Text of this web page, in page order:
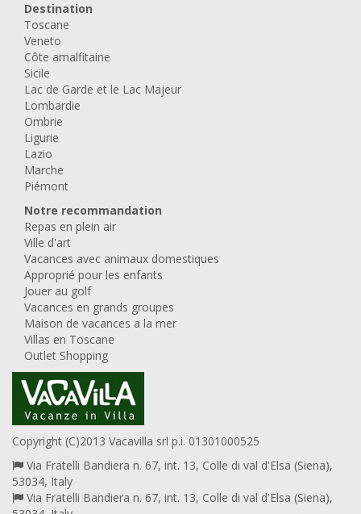
Destination
Toscane
Veneto
Côte amalfitaine
Sicile
Lac de Garde et le Lac Majeur
Lombardie
Ombrie
Ligurie
Lazio
Marche
Piémont
Notre recommandation
Repas en plein air
Ville d'art
Vacances avec animaux domestiques
Approprié pour les enfants
Jouer au golf
Vacances en grands groupes
Maison de vacances a la mer
Villas en Toscane
Outlet Shopping
Copyright (C)2013 Vacavilla srl p.i. 01301000525
Via Fratelli Bandiera n. 67, int. 13, Colle di val d'Elsa (Siena),
53034, Italy
Via Fratelli Bandiera n. 67, int. 13, Colle di val d'Elsa (Siena),